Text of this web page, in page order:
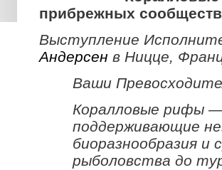
прибрежных сообществ
Выступление
Андерсен в Ницце,
Ваши
Коралловые рифы
поддерживающие
биоразнообразия
рыболовства до